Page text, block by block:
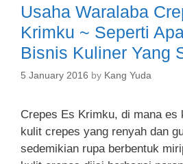
i
e
s
Usaha Waralaba
Krimku ~ Seperti
Bisnis Kuliner Yang
5 January 2016 by Kang Yuda
Crepes Es Krimku, di mana es
kulit crepes yang renyah dan
sedemikian rupa berbentuk